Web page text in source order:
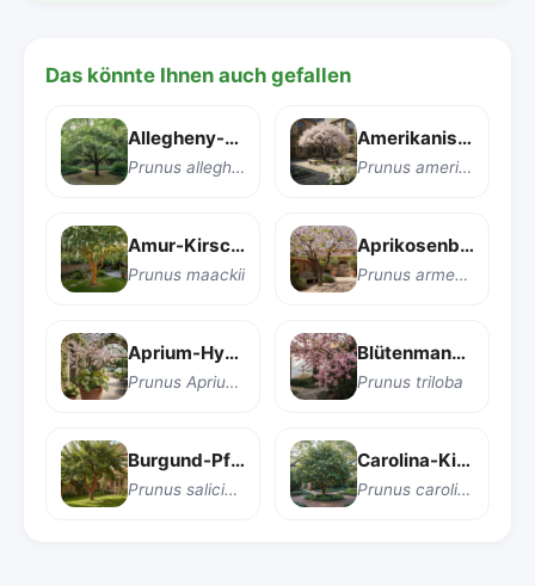
Das könnte Ihnen auch gefallen
Allegheny-Pflaume
Prunus alleghaniensis
Amerikanische Pflaume
Prunus americana
Amur-Kirsche (Manjurische Kirsche)
Prunus maackii
Aprikosenbaum
Prunus armeniaca
Aprium-Hybride
Prunus Aprium Series
Blütenmandel
Prunus triloba
Burgund-Pflaume
Prunus salicina 'Burgundy'
Carolina-Kirschlorbeer
Prunus caroliniana